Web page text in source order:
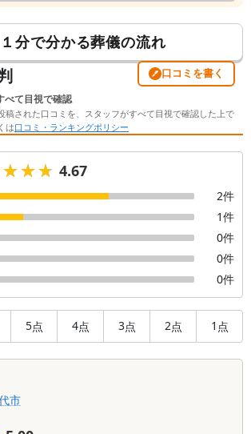
１分で分かる葬儀の流れ
口コミを書く
べて目視で確認
稿された口コミを、スタッフがすべて目視で確認した上で
は口コミ・ランキングポリシー
4.67
2件
1件
0件
0件
0件
5点 4点 3点 2点 1 点
市